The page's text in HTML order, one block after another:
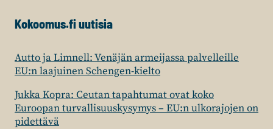
Kokoomus.fi uutisia
Autto ja Limnell: Venäjän armeijassa palvelleille
EU:n laajuinen Schengen-kielto
Jukka Kopra: Ceutan tapahtumat ovat koko
Euroopan turvallisuuskysymys – EU:n ulkorajojen on
pidettävä